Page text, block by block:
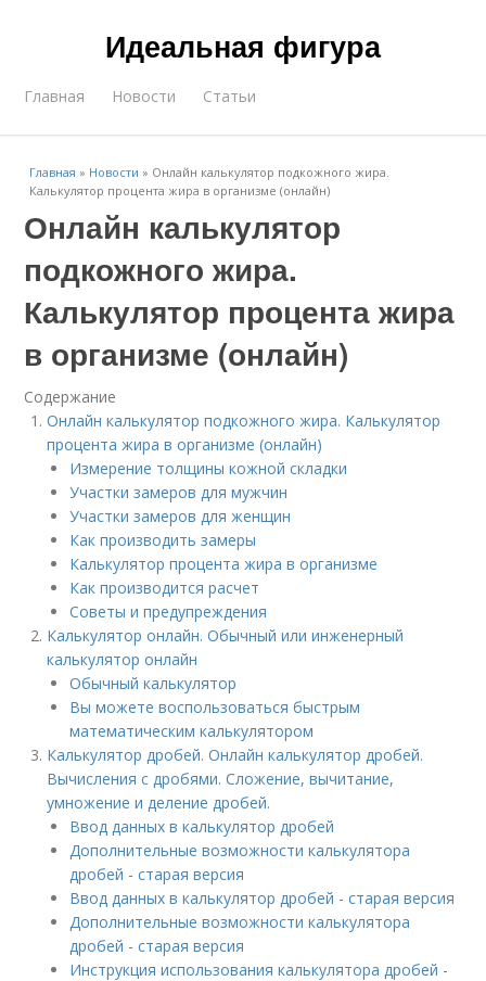
Идеальная фигура
Главная Новости Статьи
Главная » Новости » Онлайн калькулятор подкожного жира.
Калькулятор процента жира в организме (онлайн)
Онлайн калькулятор
подкожного жира.
Калькулятор процента жира
в организме (онлайн)
Содержание
Онлайн калькулятор подкожного жира. Калькулятор
процента жира в организме (онлайн)
Измерение толщины кожной складки
Участки замеров для мужчин
Участки замеров для женщин
Как производить замеры
Калькулятор процента жира в организме
Как производится расчет
Советы и предупреждения
Калькулятор онлайн. Обычный или инженерный
калькулятор онлайн
Обычный калькулятор
Вы можете воспользоваться быстрым
математическим калькулятором
Калькулятор дробей. Онлайн калькулятор дробей.
Вычисления с дробями. Сложение, вычитание,
умножение и деление дробей.
Ввод данных в калькулятор дробей
Дополнительные возможности калькулятора
дробей - старая версия
Ввод данных в калькулятор дробей - старая версия
Дополнительные возможности калькулятора
дробей - старая версия
Инструкция использования калькулятора дробей -